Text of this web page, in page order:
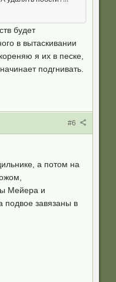
будет
в вытаскивании
я их в песке,
подгнивать.
#6
а потом на
Мейера и
подвое завязаны в